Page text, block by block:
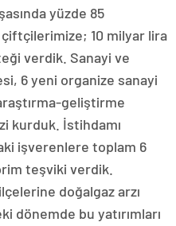
yüzde 85
10 milyar lira
verdik. Sanayi ve
6 yeni organize sanayi
geliştirme
kurduk. İstihdamı
işverenlere toplam 6
teşviki verdik.
doğalgaz arzı
dönemde bu yatırımları